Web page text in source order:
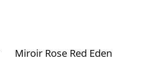
Miroir Rose Red Eden